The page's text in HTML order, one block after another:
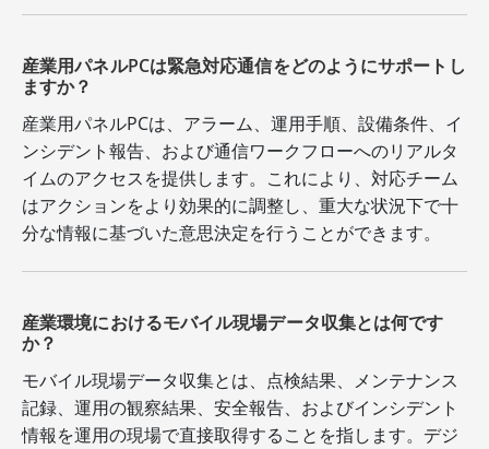
産業用パネルPCは緊急対応通信をどのようにサポートし
ますか？
産業用パネルPCは、アラーム、運用手順、設備条件、イ
ンシデント報告、および通信ワークフローへのリアルタ
イムのアクセスを提供します。これにより、対応チーム
はアクションをより効果的に調整し、重大な状況下で十
分な情報に基づいた意思決定を行うことができます。
産業環境におけるモバイル現場データ収集とは何です
か？
モバイル現場データ収集とは、点検結果、メンテナンス
記録、運用の観察結果、安全報告、およびインシデント
情報を運用の現場で直接取得することを指します。デジ